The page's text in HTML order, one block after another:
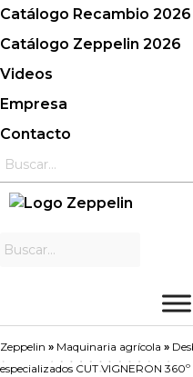
Saltar
contenido
Catálogo Recambio 2026
Catálogo Zeppelin 2026
Videos
Empresa
Contacto
Zeppelin » Maquinaria agrícola »
especializados CUT VIGNERON 360º